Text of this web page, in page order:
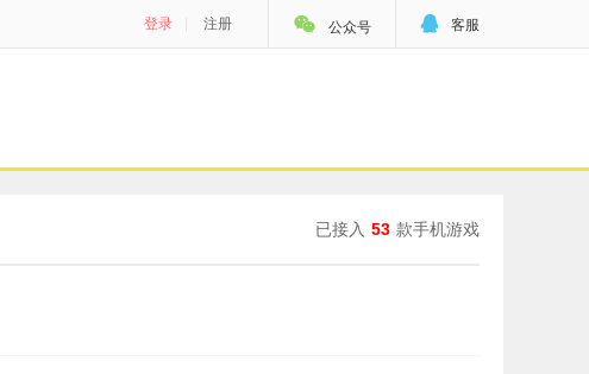
登录 注册  公众号  客服
已接入 53 款手机游戏